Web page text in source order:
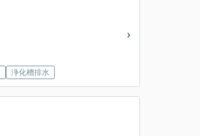
浄化槽排水